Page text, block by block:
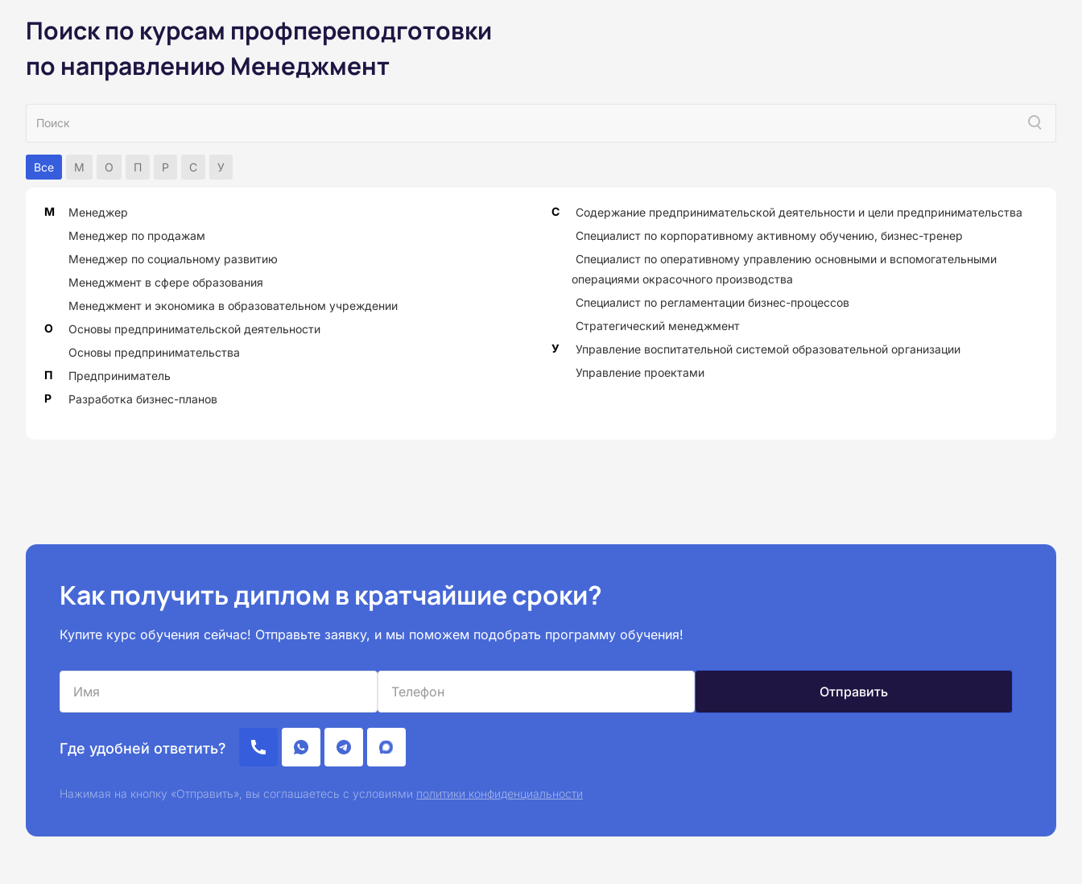
Поиск по курсам профпереподготовки
по направлению Менеджмент
Все М О П Р С У
М
Менеджер
Менеджер по продажам
Менеджер по социальному развитию
Менеджмент в сфере образования
Менеджмент и экономика в образовательном учреждении
О
Основы предпринимательской деятельности
Основы предпринимательства
П
Предприниматель
Р
Разработка бизнес-планов
С
Содержание предпринимательской деятельности и цели предпринимательства
Специалист по корпоративному активному обучению, бизнес-тренер
Специалист по оперативному управлению основными и вспомогательными
операциями окрасочного производства
Специалист по регламентации бизнес-процессов
Стратегический менеджмент
У
Управление воспитательной системой образовательной организации
Управление проектами
Как получить диплом в кратчайшие сроки?
Купите курс обучения сейчас! Отправьте заявку, и мы поможем подобрать программу обучения!
Где удобней ответить?
Нажимая на кнопку «Отправить», вы соглашаетесь с условиями политики конфиденциальности